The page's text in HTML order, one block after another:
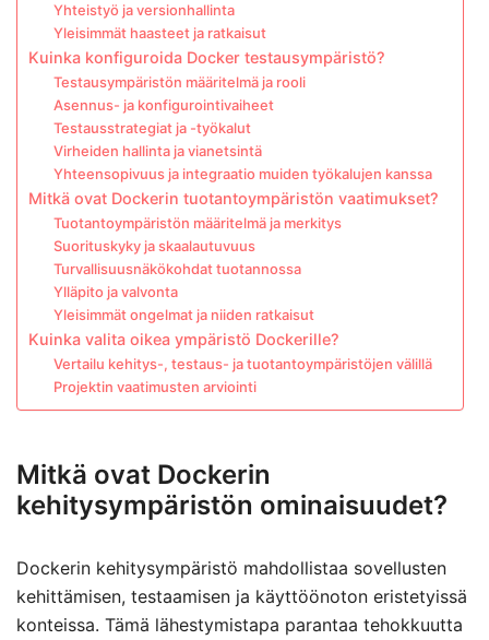
Yhteistyö ja versionhallinta
Yleisimmät haasteet ja ratkaisut
Kuinka konfiguroida Docker testausympäristö?
Testausympäristön määritelmä ja rooli
Asennus- ja konfigurointivaiheet
Testausstrategiat ja -työkalut
Virheiden hallinta ja vianetsintä
Yhteensopivuus ja integraatio muiden työkalujen kanssa
Mitkä ovat Dockerin tuotantoympäristön vaatimukset?
Tuotantoympäristön määritelmä ja merkitys
Suorituskyky ja skaalautuvuus
Turvallisuusnäkökohdat tuotannossa
Ylläpito ja valvonta
Yleisimmät ongelmat ja niiden ratkaisut
Kuinka valita oikea ympäristö Dockerille?
Vertailu kehitys-, testaus- ja tuotantoympäristöjen välillä
Projektin vaatimusten arviointi
Mitkä ovat Dockerin
kehitysympäristön ominaisuudet?
Dockerin kehitysympäristö mahdollistaa sovellusten
kehittämisen, testaamisen ja käyttöönoton eristetyissä
konteissa. Tämä lähestymistapa parantaa tehokkuutta